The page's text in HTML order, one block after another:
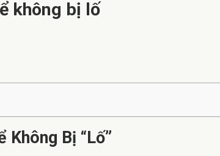
không bị lố
Bị “Lố”